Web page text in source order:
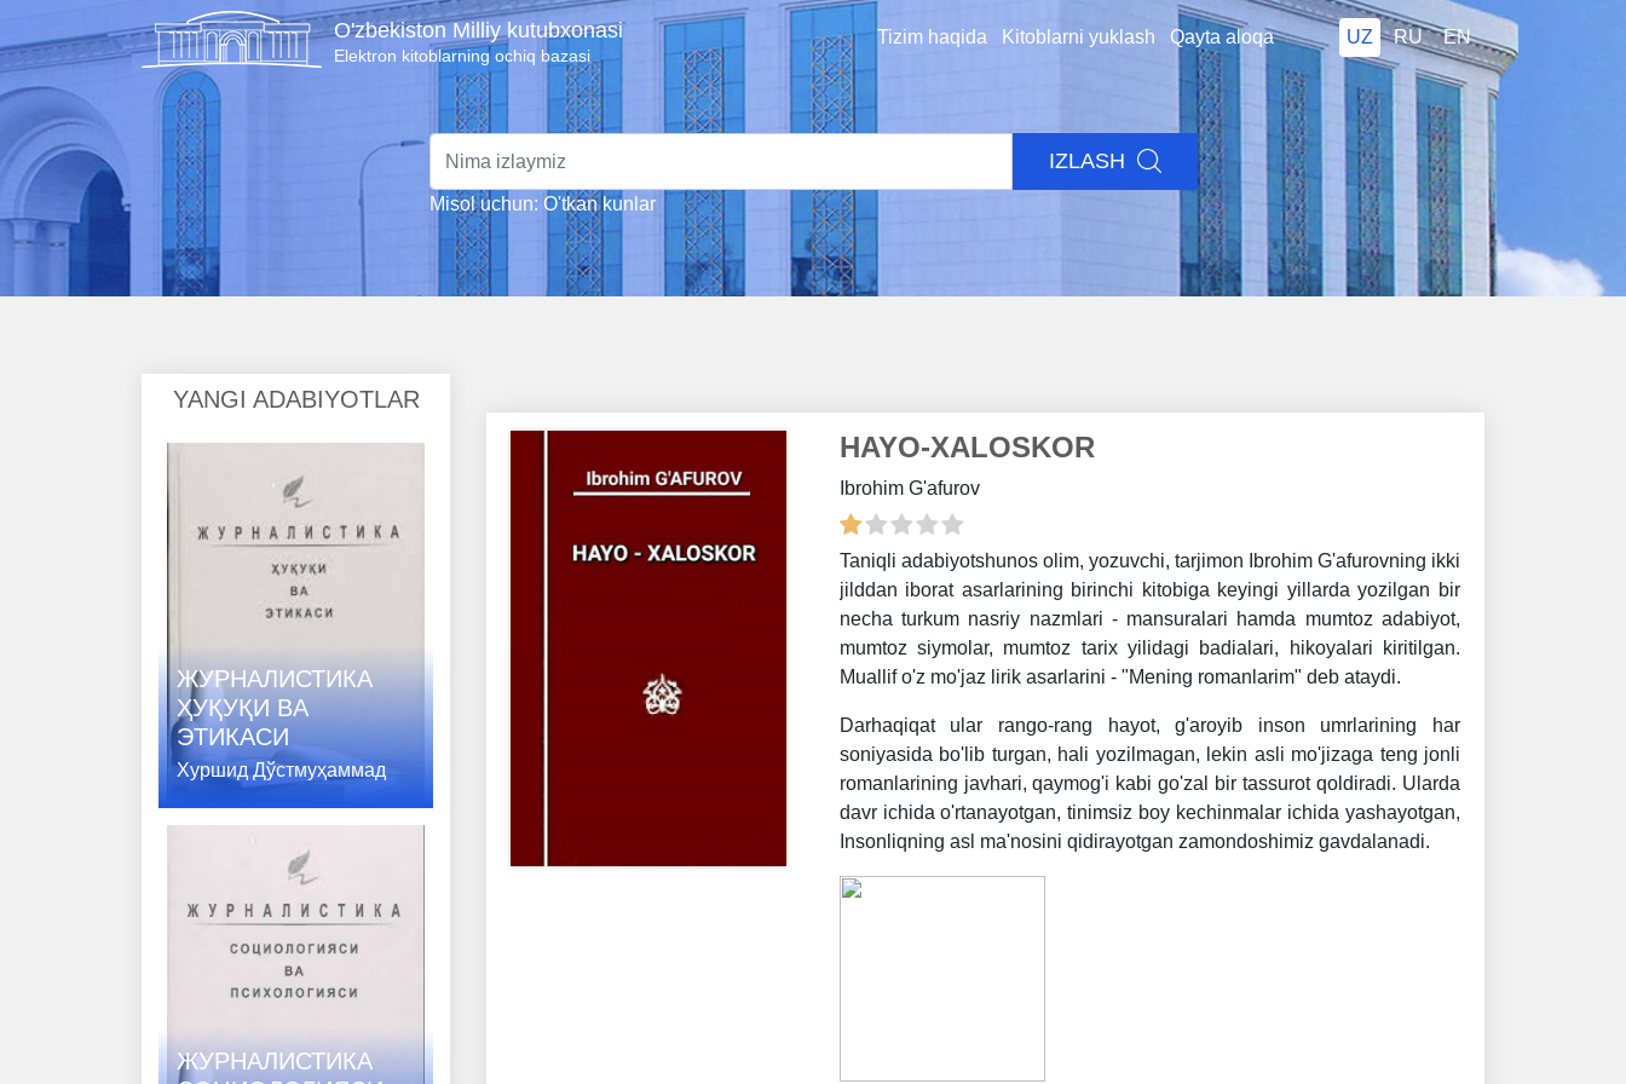
O'zbekiston Milliy kutubxonasi
Elektron kitoblarning ochiq bazasi
Tizim haqida Kitoblarni yuklash Qayta aloqa UZ RU EN
IZLASH
Misol uchun: O'tkan kunlar
YANGI ADABIYOTLAR
ЖУРНАЛИСТИКА
ҲУҚУҚИ ВA
ЭТИКАСИ
Хуршид Дўстмуҳаммад
ЖУРНАЛИСТИКА
HAYO-XALOSKOR
Ibrohim G'afurov
Taniqli adabiyotshunos olim, yozuvchi, tarjimon Ibrohim G'afurovning ikki
jilddan iborat asarlarining birinchi kitobiga keyingi yillarda yozilgan bir
necha turkum nasriy nazmlari - mansuralari hamda mumtoz adabiyot,
mumtoz siymolar, mumtoz tarix yilidagi badialari, hikoyalari kiritilgan.
Muallif o'z mo'jaz lirik asarlarini - "Mening romanlarim" deb ataydi.
Darhaqiqat ular rango-rang hayot, g'aroyib inson umrlarining har
soniyasida bo'lib turgan, hali yozilmagan, lekin asli mo'jizaga teng jonli
romanlarining javhari, qaymog'i kabi go'zal bir tassurot qoldiradi. Ularda
davr ichida o'rtanayotgan, tinimsiz boy kechinmalar ichida yashayotgan,
Insonliqning asl ma'nosini qidirayotgan zamondoshimiz gavdalanadi.